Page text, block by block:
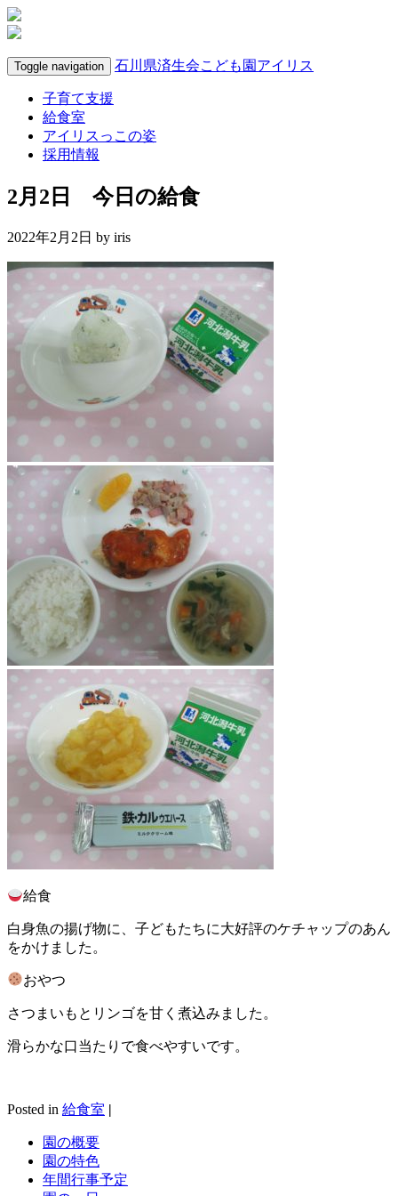
Toggle navigation 石川県済生会こども園アイリス
子育て支援
給食室
アイリスっこの姿
採用情報
2月2日 今日の給食
2022年2月2日 by iris
給食
白身魚の揚げ物に、子どもたちに大好評のケチャップのあん
をかけました。
おやつ
さつまいもとリンゴを甘く煮込みました。
滑らかな口当たりで食べやすいです。
Posted in 給食室 |
園の概要
園の特色
年間行事予定